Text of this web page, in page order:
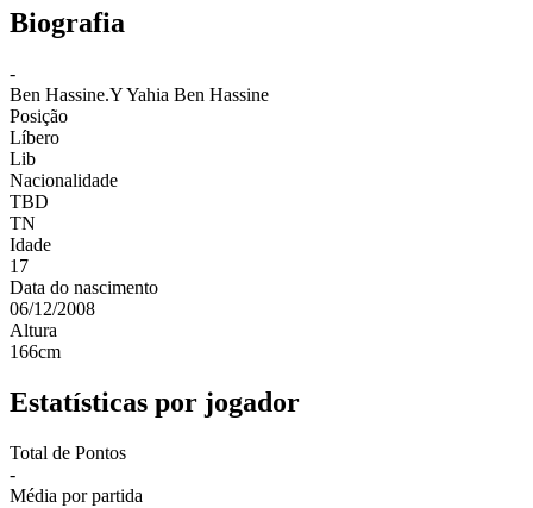
Biografia
-
Ben Hassine.YYahia Ben Hassine
Posição
Líbero
Lib
Nacionalidade
TBD
TN
Idade
17
Data do nascimento
06/12/2008
Altura
166cm
Estatísticas por jogador
Total de Pontos
-
Média por partida